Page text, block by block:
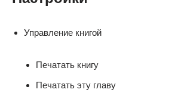
Управление книгой
Печатать книгу
Печатать эту главу